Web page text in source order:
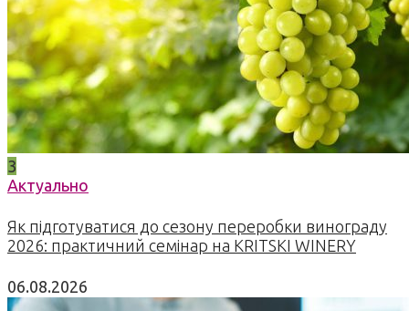
3
Актуально
Як підготуватися до сезону переробки винограду
2026: практичний семінар на KRITSKI WINERY
06.08.2026